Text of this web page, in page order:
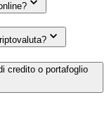
credito o portafoglio